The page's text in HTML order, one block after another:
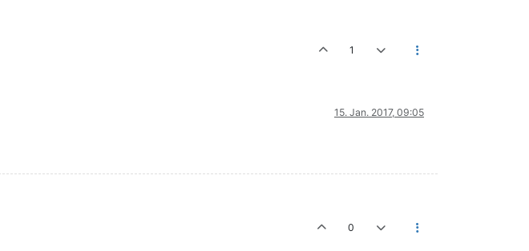
1
15. Jan. 2017, 09:05
0